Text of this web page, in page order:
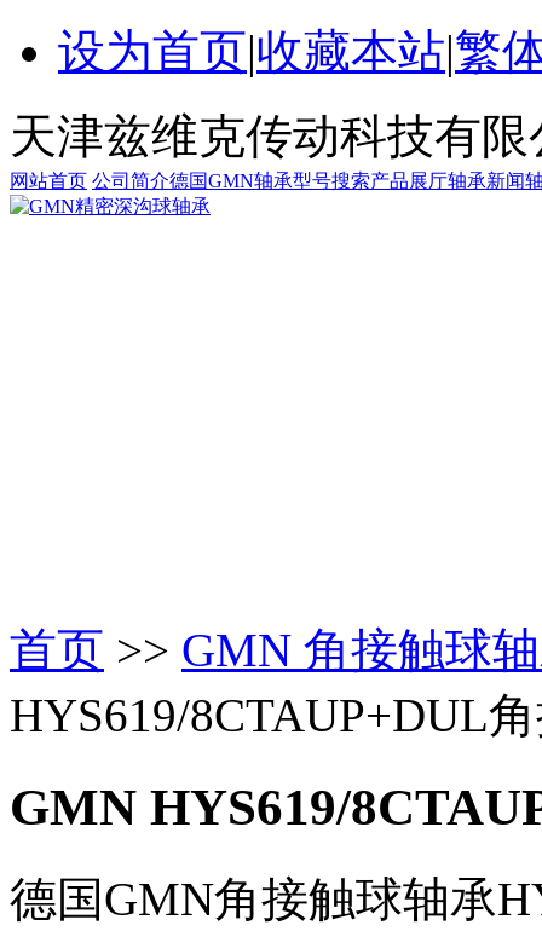
设为首页|收藏本站|繁
天津兹维克传动科技有限
网站首页 公司简介德国GMN轴承型号搜索产品展厅轴承新闻
首页 >> GMN 角接触球
HYS619/8CTAUP+DUL
GMN HYS619/
德国GMN角接触球轴承